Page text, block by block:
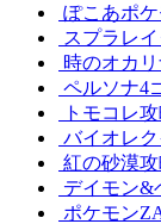
ぽこあポ
スプラレ
時のオカ
ペルソナ4
トモコレ
バイオレ
紅の砂漠攻
デイモン&
ポケモン